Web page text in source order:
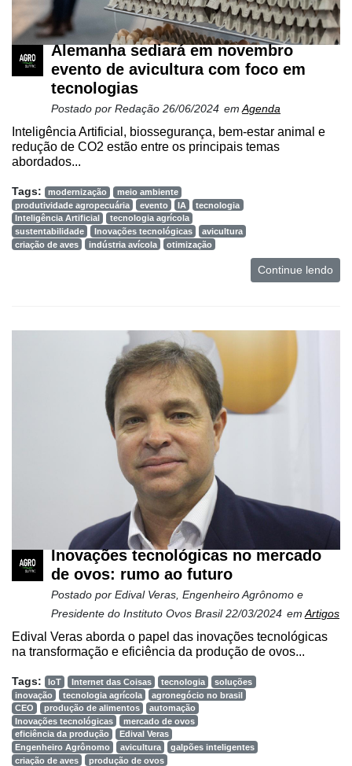
Alemanha sediará em novembro
evento de avicultura com foco em
tecnologias
Postado por Redação 26/06/2024 em Agenda
Inteligência Artificial, biossegurança, bem-estar animal e
redução de CO2 estão entre os principais temas
abordados...
Tags: modernização
meio ambiente
produtividade agropecuária
evento IA
tecnologia
Inteligência Artificial
tecnologia agrícola
sustentabilidade
Inovações tecnológicas
avicultura
criação de aves
indústria avícola otimização
Continue lendo
Inovações tecnológicas no mercado
de ovos: rumo ao futuro
Postado por Edival Veras, Engenheiro Agrônomo e
Presidente do Instituto Ovos Brasil22/03/2024 em Artigos
Edival Veras aborda o papel das inovações tecnológicas
na transformação e eficiência da produção de ovos...
Tags: IoT Internet das Coisas tecnologia
soluções
inovação
tecnologia agrícola
agronegócio no brasil
CEO
produção de alimentos
automação
Inovações tecnológicas
mercado de ovos
eficiência da produção
Edival Veras
Engenheiro Agrônomo
avicultura
galpões inteligentes
criação de aves
produção de ovos